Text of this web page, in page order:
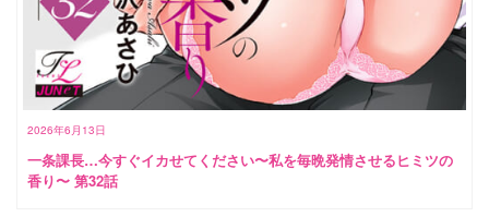
2026年6月13日
一条課長…今すぐイカせてください〜私を毎晩発情させるヒミツの
香り〜 第32話